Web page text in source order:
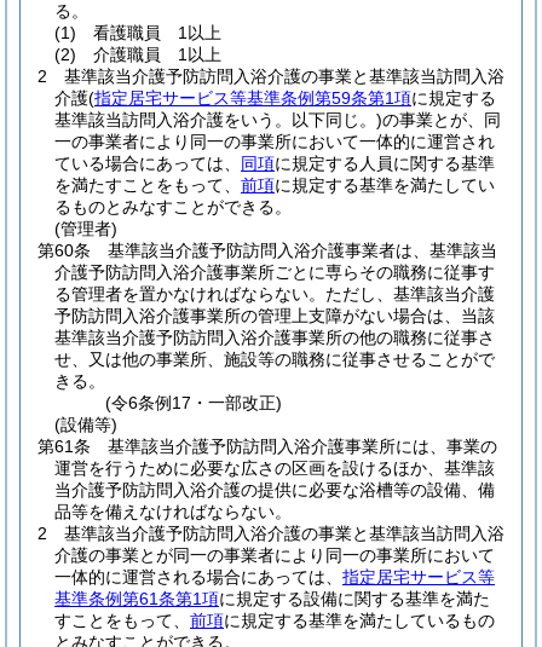
る。
(1)
看護職員 1以上
(2)
介護職員 1以上
2
基準該当介護予防訪問入浴介護の事業と基準該当訪問入浴
介護(指定居宅サービス等基準条例第59条第1項に規定する
基準該当訪問入浴介護をいう。以下同じ。)の事業とが、同
一の事業者により同一の事業所において一体的に運営され
ている場合にあっては、 同項に規定する人員に関する基準
を満たすことをもって、 前項に規定する基準を満たしてい
るものとみなすことができる。
(管理者)
第60条
基準該当介護予防訪問入浴介護事業者は、基準該当
介護予防訪問入浴介護事業所ごとに専らその職務に従事す
る管理者を置かなければならない。 ただし、基準該当介護
予防訪問入浴介護事業所の管理上支障がない場合は、当該
基準該当介護予防訪問入浴介護事業所の他の職務に従事さ
せ、又は他の事業所、施設等の職務に従事させることがで
きる。
(令6条例17・一部改正)
(設備等)
第61条
基準該当介護予防訪問入浴介護事業所には、事業の
運営を行うために必要な広さの区画を設けるほか、基準該
当介護予防訪問入浴介護の提供に必要な浴槽等の設備、備
品等を備えなければならない。
2
基準該当介護予防訪問入浴介護の事業と基準該当訪問入浴
介護の事業とが同一の事業者により同一の事業所において
一体的に運営される場合にあっては、 指定居宅サービス等
基準条例第61条第1項に規定する設備に関する基準を満た
すことをもって、 前項に規定する基準を満たしているもの
とみなすことができる。